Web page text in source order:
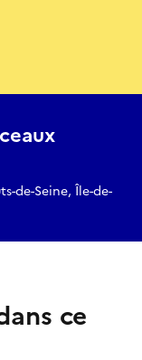
de-Seine, Île-de-
ce